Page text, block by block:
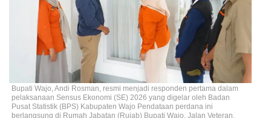
Bupati Wajo, Andi Rosman, resmi menjadi responden pertama dalam
pelaksanaan Sensus Ekonomi (SE) 2026 yang digelar oleh Badan
Pusat Statistik (BPS) Kabupaten Wajo Pendataan perdana ini
berlangsung di Rumah Jabatan (Rujab) Bupati Wajo, Jalan Veteran,